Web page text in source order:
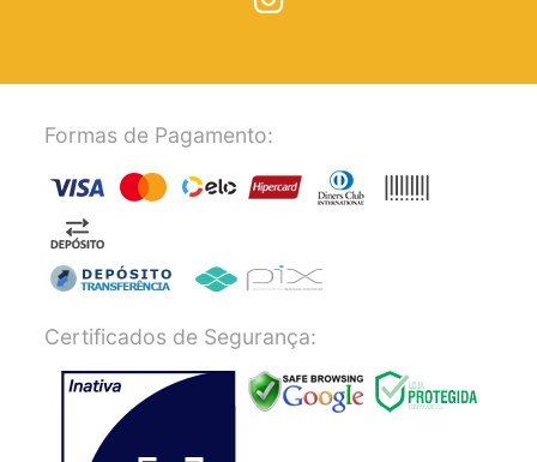
Formas de Pagamento:
Certificados de Segurança: